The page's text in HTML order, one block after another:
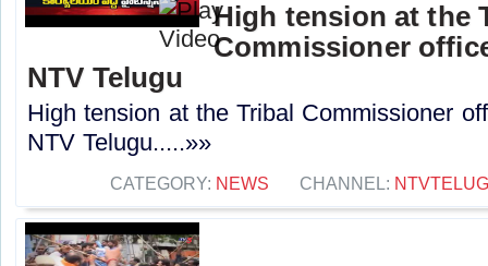
High tension at the
Commissioner
NTV Telugu
High tension at the Tribal Commissioner
NTV Telugu.....»»
CATEGORY: NEWS CHANNEL: